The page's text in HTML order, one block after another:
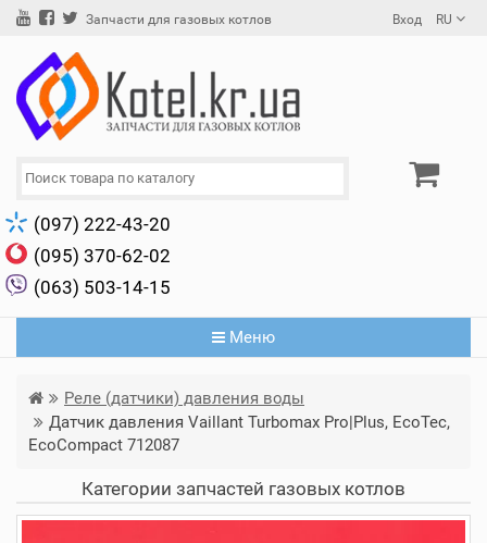
Запчасти для газовых котлов Вход RU
(097) 222-43-20
(095) 370-62-02
(063) 503-14-15
Меню
Реле (датчики) давления воды
Датчик давления Vaillant Turbomax Pro|Plus, EcoTec,
EcoCompact 712087
Категории запчастей газовых котлов